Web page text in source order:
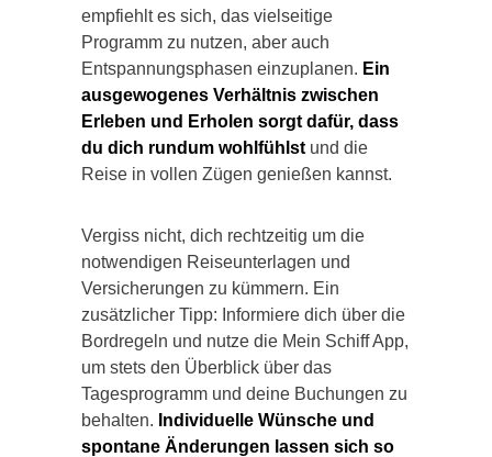
empfiehlt es sich, das vielseitige
Programm zu nutzen, aber auch
Entspannungsphasen einzuplanen. Ein
ausgewogenes Verhältnis zwischen
Erleben und Erholen sorgt dafür, dass
du dich rundum wohlfühlst und die
Reise in vollen Zügen genießen kannst.
Vergiss nicht, dich rechtzeitig um die
notwendigen Reiseunterlagen und
Versicherungen zu kümmern. Ein
zusätzlicher Tipp: Informiere dich über die
Bordregeln und nutze die Mein Schiff App,
um stets den Überblick über das
Tagesprogramm und deine Buchungen zu
behalten. Individuelle Wünsche und
spontane Änderungen lassen sich so